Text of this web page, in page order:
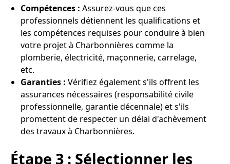
Compétences : Assurez-vous que ces
professionnels détiennent les qualifications et
les compétences requises pour conduire à bien
votre projet à Charbonnières comme la
plomberie, électricité, maçonnerie, carrelage,
etc.
Garanties : Vérifiez également s'ils offrent les
assurances nécessaires (responsabilité civile
professionnelle, garantie décennale) et s'ils
promettent de respecter un délai d'achèvement
des travaux à Charbonnières.
Étape 3 : Sélectionner les